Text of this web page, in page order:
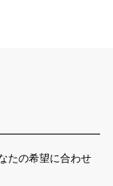
たの希望に合わせ